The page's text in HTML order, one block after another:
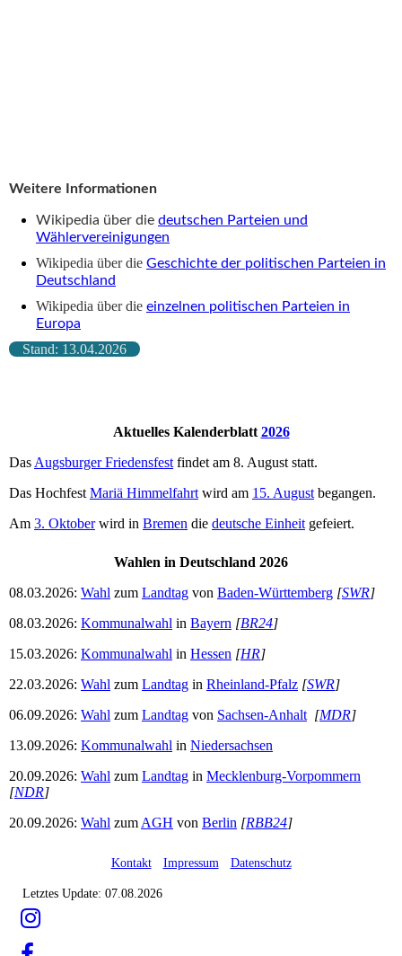
Weitere Informationen
Wikipedia über die deutschen Parteien und
Wählervereinigungen
Wikipedia über die Geschichte der politischen Parteien in
Deutschland
Wikipedia über die einzelnen politischen Parteien in
Europa
Stand: 13.04.2026
Aktuelles Kalenderblatt 2026
Das Augsburger Friedensfest findet am 8. August statt.
Das Hochfest Mariä Himmelfahrt wird am 15. August begangen.
Am 3. Oktoberwird in Bremen die deutsche Einheit gefeiert.
Wahlen in Deutschland 2026
08.03.2026: Wahl zum Landtag von Baden-Württemberg [SWR]
08.03.2026: Kommunalwahl in Bayern [BR24]
15.03.2026: Kommunalwahl in Hessen [HR]
22.03.2026: Wahl zum Landtag in Rheinland-Pfalz [SWR]
06.09.2026: Wahl zum Landtag von Sachsen-Anhalt [MDR]
13.09.2026: Kommunalwahl in Niedersachsen
20.09.2026: Wahl zum Landtag in Mecklenburg-Vorpommern
[NDR]
20.09.2026: Wahl zumAGH von Berlin [RBB24]
Kontakt- Impressum Datenschutz
Letztes Update: 07.08.2026